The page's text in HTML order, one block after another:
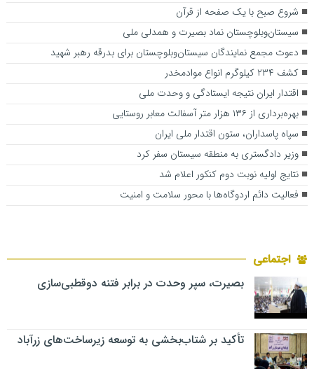
شروع صبح با یک صفحه از قرآن
سیستان‌‌وبلوچستان نماد بصیرت و همدلی ملی
دعوت مجمع نمایندگان سیستان‌وبلوچستان برای بدرقه رهبر شهید
کشف ۲۳۴ کیلوگرم انواع موادمخدر
اقتدار ایران نتیجه ایستادگی و وحدت ملی
بهره‌برداری از ۱۳۶ هزار متر آسفالت معابر روستایی
سپاه پاسداران، ستون اقتدار ملی ایران
وزیر دادگستری به منطقه سیستان سفر کرد
نتایج اولیه نوبت دوم کنکور اعلام شد
فعالیت دائم اردوگاه‌ها با محور سلامت و امنیت
اجتماعی
بصیرت، سپر وحدت در برابر فتنه دوقطبی‌سازی
تأکید بر شتاب‌بخشی به توسعه زیرساخت‌های زرآباد